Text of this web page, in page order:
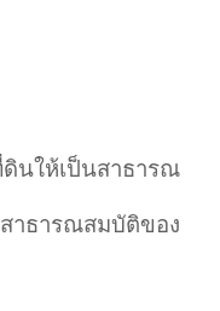
นให้เป็นสาธารณ
าธารณสมบัติของ